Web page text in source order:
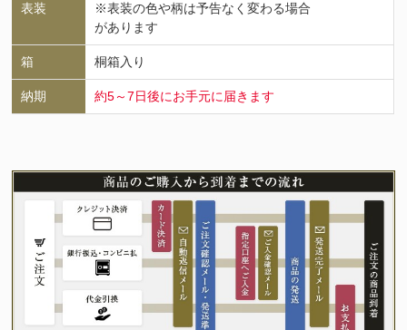
表装
※表装の色や柄は予告なく変わる場合
があります
箱 桐箱入り
納期 約5～7日後にお手元に届きます